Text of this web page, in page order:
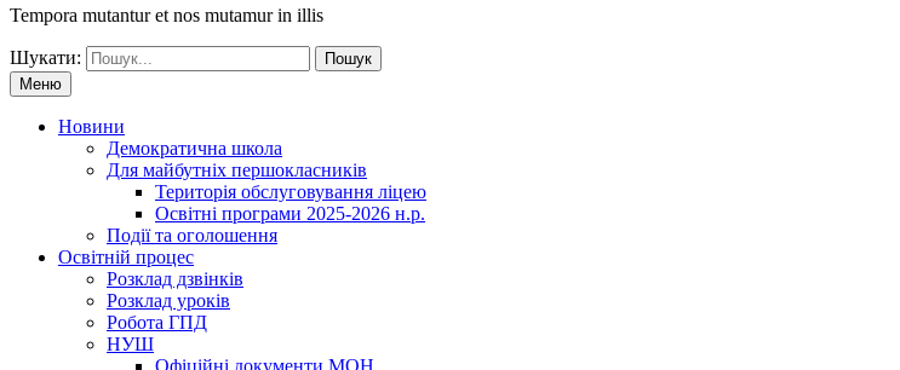
Tempora mutantur et nos mutamur in illis
Шукати:
Меню
Новини
Демократична школа
Для майбутніх першокласників
Територія обслуговування ліцею
Освітні програми 2025-2026 н.р.
Події та оголошення
Освітній процес
Розклад дзвінків
Розклад уроків
Робота ГПД
НУШ
Офіційні документи МОН